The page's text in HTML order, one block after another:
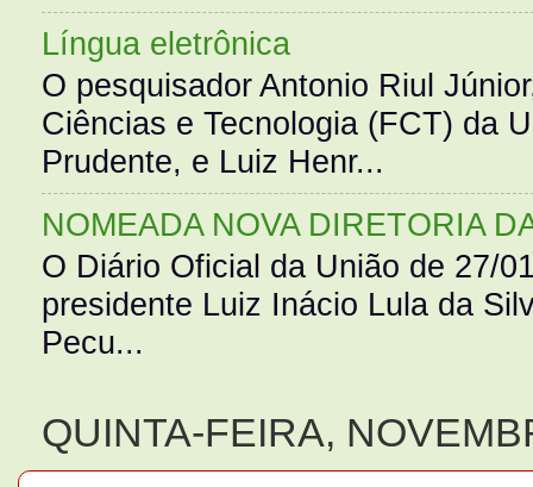
Língua eletrônica
O pesquisador Antonio Riul
Ciências e Tecnologia (FCT) da
Prudente, e Luiz Henr...
NOMEADA NOVA DIRETORIA
O Diário Oficial da União de 27/
presidente Luiz Inácio Lula da
Pecu...
QUINTA-FEIRA,